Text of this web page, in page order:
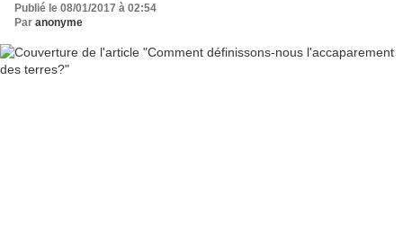
Publié le 08/01/2017 à 02:54
Par anonyme